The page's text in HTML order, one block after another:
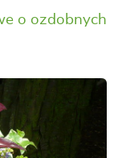
o ozdobnych